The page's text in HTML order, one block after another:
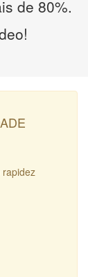
de 80%.